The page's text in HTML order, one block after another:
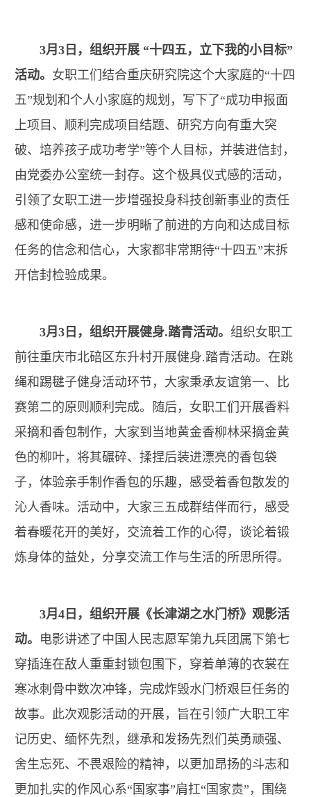
3月3日，组织开展 “十四五，立下我的小目标”
活动。 女职工们结合重庆研究院这个大家庭的“十四
五”规划和个人小家庭的规划，写下了“成功申报面
上项目、顺利完成项目结题、研究方向有重大突
破、培养孩子成功考学”等个人目标，并装进信封，
由党委办公室统一封存。这个极具仪式感的活动，
引领了女职工进一步增强投身科技创新事业的责任
感和使命感，进一步明晰了前进的方向和达成目标
任务的信念和信心，大家都非常期待“十四五”末拆
开信封检验成果。
3月3日，组织开展健身.踏青活动。 组织女职工
前往重庆市北碚区东升村开展健身.踏青活动。在跳
绳和踢毽子健身活动环节，大家秉承友谊第一、比
赛第二的原则顺利完成。随后，女职工们开展香料
采摘和香包制作，大家到当地黄金香柳林采摘金黄
色的柳叶，将其碾碎、揉捏后装进漂亮的香包袋
子，体验亲手制作香包的乐趣，感受着香包散发的
沁人香味。活动中，大家三五成群结伴而行，感受
着春暖花开的美好，交流着工作的心得，谈论着锻
炼身体的益处，分享交流工作与生活的所思所得。
3月4日，组织开展《长津湖之水门桥》观影活
动。 电影讲述了中国人民志愿军第九兵团属下第七
穿插连在敌人重重封锁包围下，穿着单薄的衣裳在
寒冰刺骨中数次冲锋，完成炸毁水门桥艰巨任务的
故事。此次观影活动的开展，旨在引领广大职工牢
记历史、缅怀先烈，继承和发扬先烈们英勇顽强、
舍生忘死、不畏艰险的精神，以更加昂扬的斗志和
更加扎实的作风心系“国家事”肩扛“国家责”，围绕